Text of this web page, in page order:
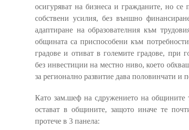
осигуряват на бизнеса и гражданите, но
собствени усилия, без външно
адаптиране на образователния към
общината са приспособени към
градове и отиват в големите градове, при
без инвестиции на местно ниво, което
за регионално развитие дава половинчати
Като зам.шеф на сдружението на общините
остават в общините, защото иначе те
протече в 3 панела: